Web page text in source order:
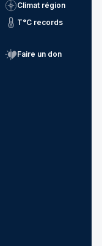
Climat région
T°C records
Faire un don